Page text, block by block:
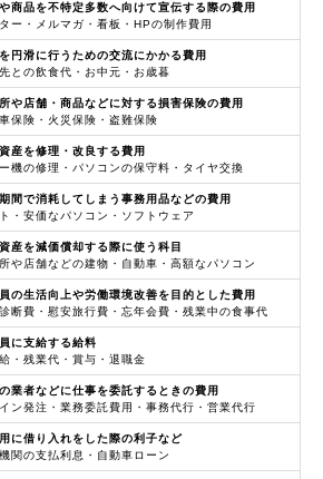
商品を不特定多数へ向けて宣伝する際の費用
ー・メルマガ・看板・HPの制作費用
円滑に行うための交流にかかる費用
との飲食代・お中元・お歳暮
や店舗・商品などに対する損害保険の費用
保険・火災保険・盗難保険
産を修理・改良する費用
機の修理・パソコンの保守料・タイヤ交換
間で消耗してしまう事務用品などの費用
・安価なパソコン・ソフトウェア
産を減価償却する際に使う科目
や店舗などの建物・自動車・高額なパソコン
の生活向上や労働環境改善を目的とした費用
断費・慰安旅行費・忘年会費・残業中の食事代
に支給する給料
・残業代・賞与・退職金
業者などに仕事を委託するときの費用
ン発注・業務委託費用・事務代行・営業代行
に借り入れをした際の利子など
関の支払利息・自動車ローン